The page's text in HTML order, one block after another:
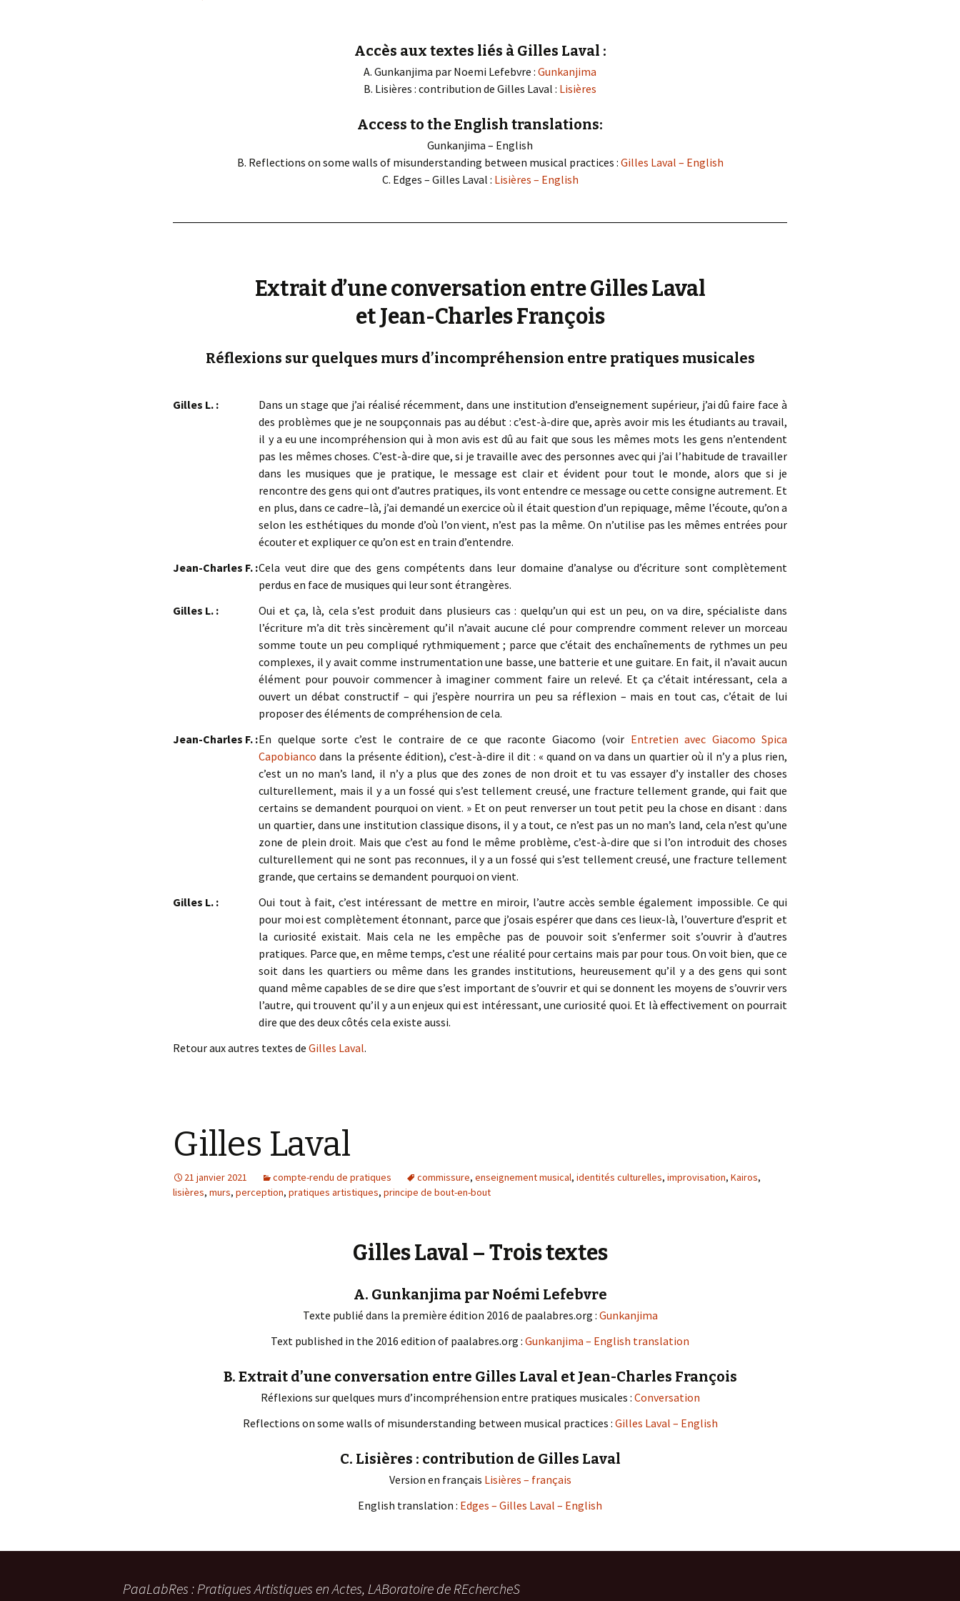
Accès aux textes liés à Gilles Laval :
A. Gunkanjima par Noemi Lefebvre : Gunkanjima
B. Lisières : contribution de Gilles Laval : Lisières
Access to the English translations:
Gunkanjima – English
B. Reflections on some walls of misunderstanding between musical practices : Gilles Laval – English
C. Edges – Gilles Laval : Lisières – English
Extrait d’une conversation entre Gilles Laval
et Jean-Charles François
Réflexions sur quelques murs d’incompréhension entre pratiques musicales
Gilles L. :
Dans un stage que j’ai réalisé récemment, dans une institution d’enseignement supérieur, j’ai dû faire face à
des problèmes que je ne soupçonnais pas au début : c’est-à-dire que, après avoir mis les étudiants au travail,
il y a eu une incompréhension qui à mon avis est dû au fait que sous les mêmes mots les gens n’entendent
pas les mêmes choses. C’est-à-dire que, si je travaille avec des personnes avec qui j’ai l’habitude de travailler
dans les musiques que je pratique, le message est clair et évident pour tout le monde, alors que si je
rencontre des gens qui ont d’autres pratiques, ils vont entendre ce message ou cette consigne autrement. Et
en plus, dans ce cadre–là, j’ai demandé un exercice où il était question d’un repiquage, même l’écoute, qu’on a
selon les esthétiques du monde d’où l’on vient, n’est pas la même. On n’utilise pas les mêmes entrées pour
écouter et expliquer ce qu’on est en train d’entendre.
Jean-Charles F. :Cela veut dire que des gens compétents dans leur domaine d’analyse ou d’écriture sont complètement
perdus en face de musiques qui leur sont étrangères.
Gilles L. :
Oui et ça, là, cela s’est produit dans plusieurs cas : quelqu’un qui est un peu, on va dire, spécialiste dans
l’écriture m’a dit très sincèrement qu’il n’avait aucune clé pour comprendre comment relever un morceau
somme toute un peu compliqué rythmiquement ; parce que c’était des enchaînements de rythmes un peu
complexes, il y avait comme instrumentation une basse, une batterie et une guitare. En fait, il n’avait aucun
élément pour pouvoir commencer à imaginer comment faire un relevé. Et ça c’était intéressant, cela a
ouvert un débat constructif – qui j’espère nourrira un peu sa réflexion – mais en tout cas, c’était de lui
proposer des éléments de compréhension de cela.
Jean-Charles F. :En quelque sorte c’est le contraire de ce que raconte Giacomo (voir Entretien avec Giacomo Spica
Capobianco dans la présente édition), c’est-à-dire il dit : « quand on va dans un quartier où il n’y a plus rien,
c’est un no man’s land, il n’y a plus que des zones de non droit et tu vas essayer d’y installer des choses
culturellement, mais il y a un fossé qui s’est tellement creusé, une fracture tellement grande, qui fait que
certains se demandent pourquoi on vient. » Et on peut renverser un tout petit peu la chose en disant : dans
un quartier, dans une institution classique disons, il y a tout, ce n’est pas un no man’s land, cela n’est qu’une
zone de plein droit. Mais que c’est au fond le même problème, c’est-à-dire que si l’on introduit des choses
culturellement qui ne sont pas reconnues, il y a un fossé qui s’est tellement creusé, une fracture tellement
grande, que certains se demandent pourquoi on vient.
Gilles L. :
Oui tout à fait, c’est intéressant de mettre en miroir, l’autre accès semble également impossible. Ce qui
pour moi est complètement étonnant, parce que j’osais espérer que dans ces lieux-là, l’ouverture d’esprit et
la curiosité existait. Mais cela ne les empêche pas de pouvoir soit s’enfermer soit s’ouvrir à d’autres
pratiques. Parce que, en même temps, c’est une réalité pour certains mais par pour tous. On voit bien, que ce
soit dans les quartiers ou même dans les grandes institutions, heureusement qu’il y a des gens qui sont
quand même capables de se dire que s’est important de s’ouvrir et qui se donnent les moyens de s’ouvrir vers
l’autre, qui trouvent qu’il y a un enjeux qui est intéressant, une curiosité quoi. Et là effectivement on pourrait
dire que des deux côtés cela existe aussi.
Retour aux autres textes de Gilles Laval.
Gilles Laval
21 janvier 2021 compte-rendu de pratiques commissure, enseignement musical, identités culturelles, improvisation, Kairos,
lisières, murs, perception, pratiques artistiques, principe de bout-en-bout
Gilles Laval – Trois textes
A. Gunkanjima par Noémi Lefebvre
Texte publié dans la première édition 2016 de paalabres.org : Gunkanjima
Text published in the 2016 edition of paalabres.org : Gunkanjima – English translation
B. Extrait d’une conversation entre Gilles Laval et Jean-Charles François
Réflexions sur quelques murs d’incompréhension entre pratiques musicales : Conversation
Reflections on some walls of misunderstanding between musical practices : Gilles Laval – English
C. Lisières : contribution de Gilles Laval
Version en français Lisières – français
English translation : Edges – Gilles Laval – English
PaaLabRes : Pratiques Artistiques en Actes, LABoratoire de REchercheS